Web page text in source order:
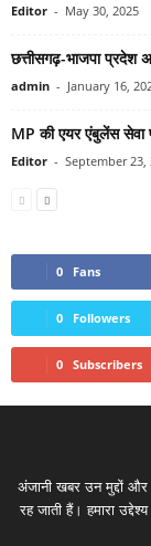
Editor - May 30, 2025
छत्तीसगढ़-भाजपा प्रदेश
admin - January 16,
MP की एयर एंबुलेंस सेवा
Editor - September 23,
0 Fans
0 Followers
0 Subscribers
अंजानी खबर उन मुद्दों
रह जाती हैं। हमारा